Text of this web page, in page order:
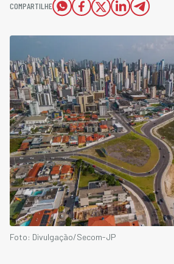
COMPARTILHE
Foto: Divulgação/Secom-JP